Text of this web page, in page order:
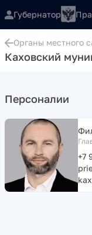
Губернатор
Органы местного
Каховский
Персоналии
+7